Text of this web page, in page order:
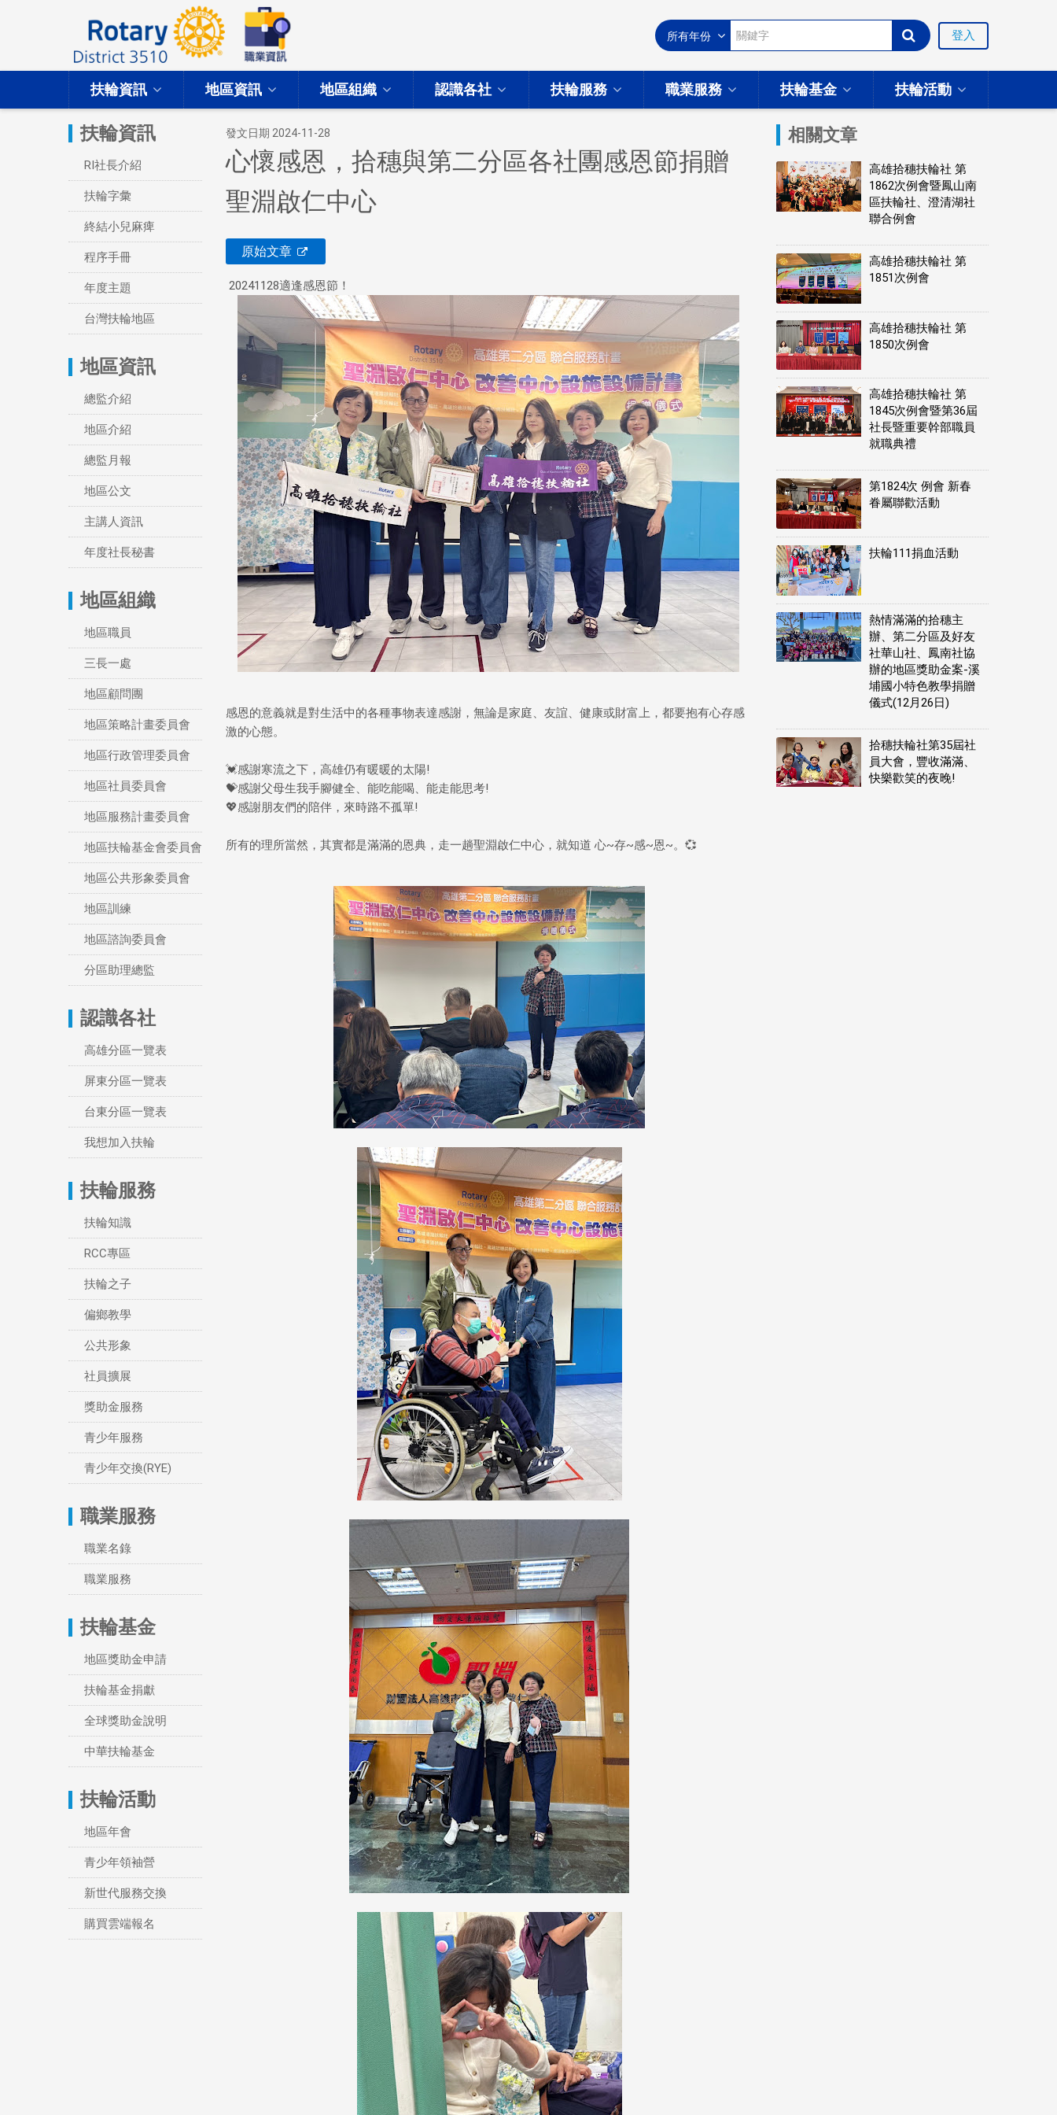
登入
扶輪資訊 地區資訊 地區組織 認識各社 扶輪服務 職業服務 扶輪基金 扶輪活動
扶輪資訊
RI社長介紹
扶輪字彙
終結小兒麻痺
程序手冊
年度主題
台灣扶輪地區
地區資訊
總監介紹
地區介紹
總監月報
地區公文
主講人資訊
年度社長秘書
地區組織
地區職員
三長一處
地區顧問團
地區策略計畫委員會
地區行政管理委員會
地區社員委員會
地區服務計畫委員會
地區扶輪基金會委員會
地區公共形象委員會
地區訓練
地區諮詢委員會
分區助理總監
認識各社
高雄分區一覽表
屏東分區一覽表
台東分區一覽表
我想加入扶輪
扶輪服務
扶輪知識
RCC專區
扶輪之子
偏鄉教學
公共形象
社員擴展
獎助金服務
青少年服務
青少年交換(RYE)
職業服務
職業名錄
職業服務
扶輪基金
地區獎助金申請
扶輪基金捐獻
全球獎助金說明
中華扶輪基金
扶輪活動
地區年會
青少年領袖營
新世代服務交換
購買雲端報名
發文日期 2024-11-28
心懷感恩，拾穗與第二分區各社團感恩節捐贈
聖淵啟仁中心
原始文章
20241128適逢感恩節！
感恩的意義就是對生活中的各種事物表達感謝，無論是家庭、友誼、健康或財富上，都要抱有心存感
激的心態。
💓感謝寒流之下，高雄仍有暖暖的太陽!
💝感謝父母生我手腳健全、能吃能喝、能走能思考!
💖感謝朋友們的陪伴，來時路不孤單!
所有的理所當然，其實都是滿滿的恩典，走一趟聖淵啟仁中心，就知道 心~存~感~恩~。💞
相關文章
高雄拾穗扶輪社 第
1862次例會暨鳳山南
區扶輪社、澄清湖社
聯合例會
高雄拾穗扶輪社 第
1851次例會
高雄拾穗扶輪社 第
1850次例會
高雄拾穗扶輪社 第
1845次例會暨第36屆
社長暨重要幹部職員
就職典禮
第1824次 例會 新春
眷屬聯歡活動
扶輪111捐血活動
熱情滿滿的拾穗主
辦、第二分區及好友
社華山社、鳳南社協
辦的地區獎助金案-溪
埔國小特色教學捐贈
儀式(12月26日)
拾穗扶輪社第35屆社
員大會，豐收滿滿、
快樂歡笑的夜晚!